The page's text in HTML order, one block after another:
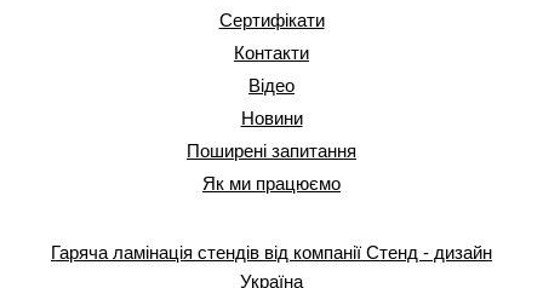
Сертифікати
Контакти
Відео
Новини
Поширені запитання
Як ми працюємо
Гаряча ламінація стендів від компанії Стенд - дизайн
Україна